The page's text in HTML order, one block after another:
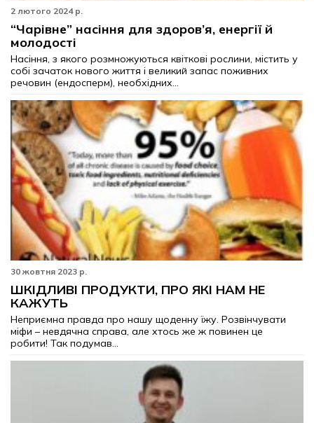
2 лютого 2024 р.
“Чарівне” насіння для здоров’я, енергії й
молодості
Насіння, з якого розмножуються квіткові рослини, містить у
собі зачаток нового життя і великий запас поживних
речовин (ендосперм), необхідних...
30 жовтня 2023 р.
ШКІДЛИВІ ПРОДУКТИ, ПРО ЯКІ НАМ НЕ
КАЖУТЬ
Неприємна правда про нашу щоденну їжу. Розвінчувати
міфи – невдячна справа, але хтось же ж повинен це
робити! Так подумав...